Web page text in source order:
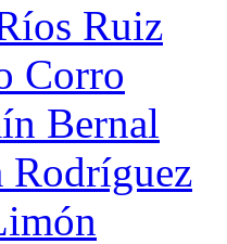
Ruiz
Corro
Bernal
Rodríguez